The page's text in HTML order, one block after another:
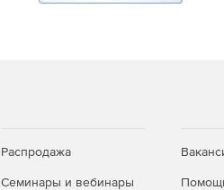
Распродажа
Семинары и вебинары